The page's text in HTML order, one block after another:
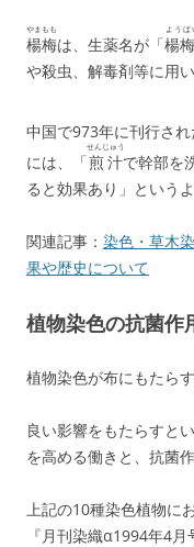
楊梅
やまもも
は、生薬名が「楊
ようば
や殺虫、解毒剤等に用
中国で973年に刊行さ
には、「煎汁
せんじゅう
で幹部を
ると効果あり」という
関連記事： 染色・草木
果や歴史について
植物染色の抗菌作
植物染色が布にもたら
良い影響をもたらすと
を高める働きと、抗菌
上記の10種染色植物に
『月刊染織α1994年4